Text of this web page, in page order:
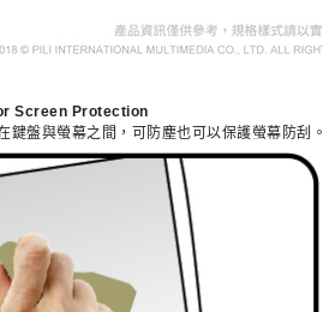
Screen Protection
鍵盤與螢幕之間，可防塵也可以保護螢幕防刮。